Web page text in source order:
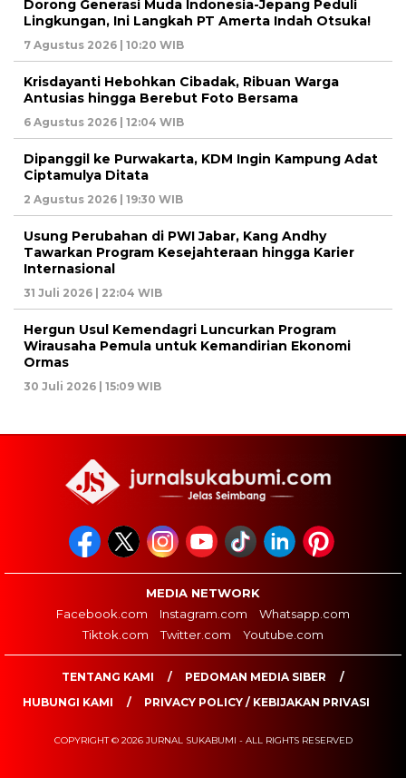
Dorong Generasi Muda Indonesia-Jepang Peduli
Lingkungan, Ini Langkah PT Amerta Indah Otsuka!
7 Agustus 2026 | 10:20 WIB
Krisdayanti Hebohkan Cibadak, Ribuan Warga
Antusias hingga Berebut Foto Bersama
6 Agustus 2026 | 12:04 WIB
Dipanggil ke Purwakarta, KDM Ingin Kampung Adat
Ciptamulya Ditata
2 Agustus 2026 | 19:30 WIB
Usung Perubahan di PWI Jabar, Kang Andhy
Tawarkan Program Kesejahteraan hingga Karier
Internasional
31 Juli 2026 | 22:04 WIB
Hergun Usul Kemendagri Luncurkan Program
Wirausaha Pemula untuk Kemandirian Ekonomi
Ormas
30 Juli 2026 | 15:09 WIB
MEDIA NETWORK
Facebook.com
Instagram.com
Whatsapp.com
Tiktok.com
Twitter.com Youtube.com
TENTANG KAMI
PEDOMAN MEDIA SIBER
HUBUNGI KAMI
PRIVACY POLICY / KEBIJAKAN PRIVASI
COPYRIGHT © 2026 JURNAL SUKABUMI - ALL RIGHTS RESERVED